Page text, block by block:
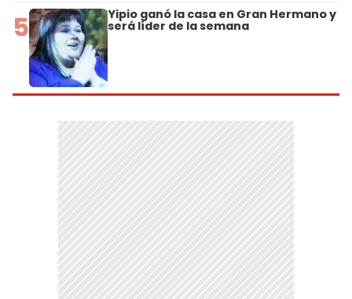
5 Yipio ganó la casa en Gran Hermano y
será líder de la semana